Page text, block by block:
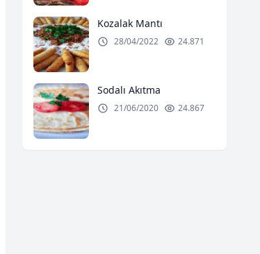
Kozalak Mantı
28/04/2022 24.871
Sodalı Akıtma
21/06/2020 24.867